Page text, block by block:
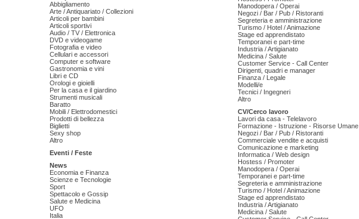
Abbigliamento
Arte / Antiquariato / Collezioni
Articoli per bambini
Articoli sportivi
Audio / TV / Elettronica
DVD e videogame
Fotografia e video
Cellulari e accessori
Computer e software
Gastronomia e vini
Libri e CD
Orologi e gioielli
Per la casa e il giardino
Strumenti musicali
Baratto
Mobili / Elettrodomestici
Prodotti di bellezza
Biglietti
Sexy shop
Altro
Eventi / Feste
News
Economia e Finanza
Scienze e Tecnologie
Sport
Spettacolo e Gossip
Salute e Medicina
UFO
Italia
Manodopera / Operai
Negozi / Bar / Pub / Ristoranti
Segreteria e amministrazione
Turismo / Hotel / Animazione
Stage ed apprendistato
Temporanei e part-time
Industria / Artigianato
Medicina / Salute
Customer Service - Call Center
Dirigenti, quadri e manager
Finanza / Legale
Modelli/e
Tecnici / Ingegneri
Altro
CV/Cerco lavoro
Lavori da casa - Telelavoro
Formazione - Istruzione - Risorse Umane
Negozi / Bar / Pub / Ristoranti
Commerciale vendite e acquisti
Comunicazione e marketing
Informatica / Web design
Hostess / Promoter
Manodopera / Operai
Temporanei e part-time
Segreteria e amministrazione
Turismo / Hotel / Animazione
Stage ed apprendistato
Industria / Artigianato
Medicina / Salute